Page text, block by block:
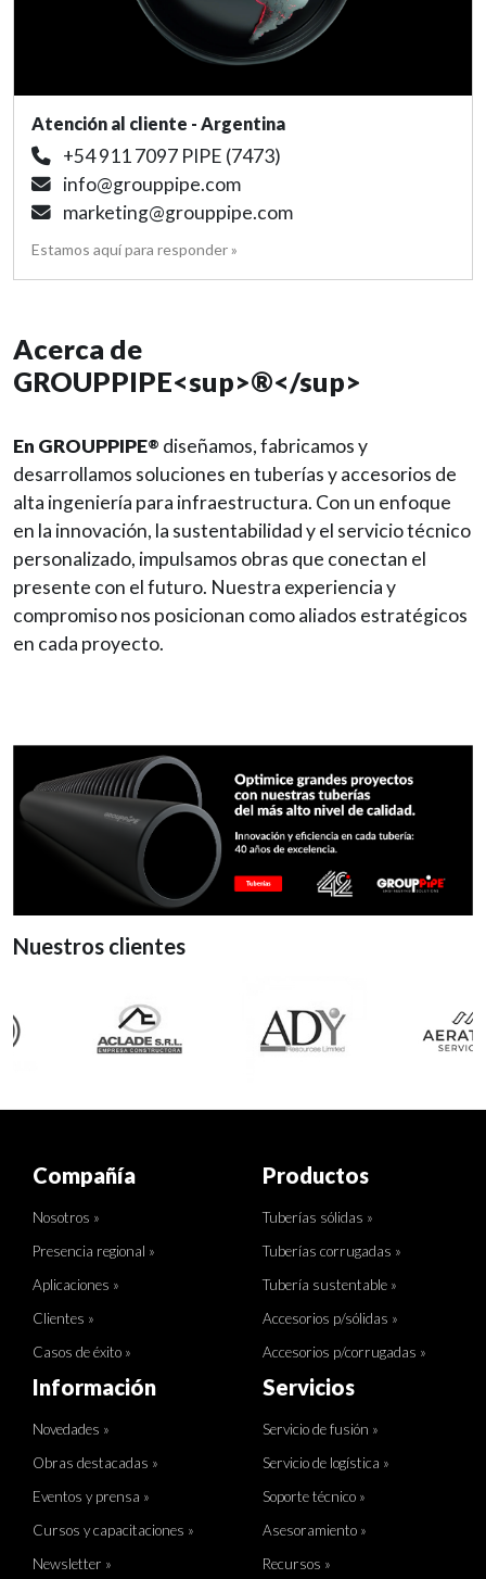
Atención al cliente - Argentina
+54 911 7097 PIPE (7473)
info@grouppipe.com
marketing@grouppipe.com
Estamos aquí para responder »
Acerca de
GROUPPIPE<sup>®</sup>
En GROUPPIPE® diseñamos, fabricamos y
desarrollamos soluciones en tuberías y accesorios de
alta ingeniería para infraestructura. Con un enfoque
en la innovación, la sustentabilidad y el servicio técnico
personalizado, impulsamos obras que conectan el
presente con el futuro. Nuestra experiencia y
compromiso nos posicionan como aliados estratégicos
en cada proyecto.
Nuestros clientes
Compañía
Nosotros »
Presencia regional »
Aplicaciones »
Clientes »
Casos de éxito »
Productos
Tuberías sólidas »
Tuberías corrugadas »
Tubería sustentable »
Accesorios p/sólidas »
Accesorios p/corrugadas »
Información
Novedades »
Obras destacadas »
Eventos y prensa »
Cursos y capacitaciones »
Newsletter »
Servicios
Servicio de fusión »
Servicio de logística »
Soporte técnico »
Asesoramiento »
Recursos »